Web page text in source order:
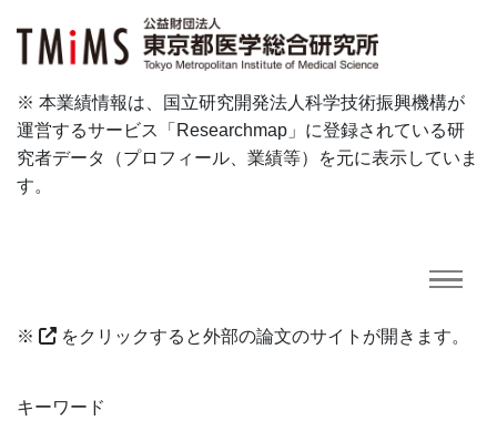
※ 本業績情報は、国立研究開発法人科学技術振興機構が
運営するサービス「Researchmap」に登録されている研
究者データ（プロフィール、業績等）を元に表示していま
す。
※ をクリックすると外部の論文のサイトが開きます。
研究業績に対する検索条件
キーワード